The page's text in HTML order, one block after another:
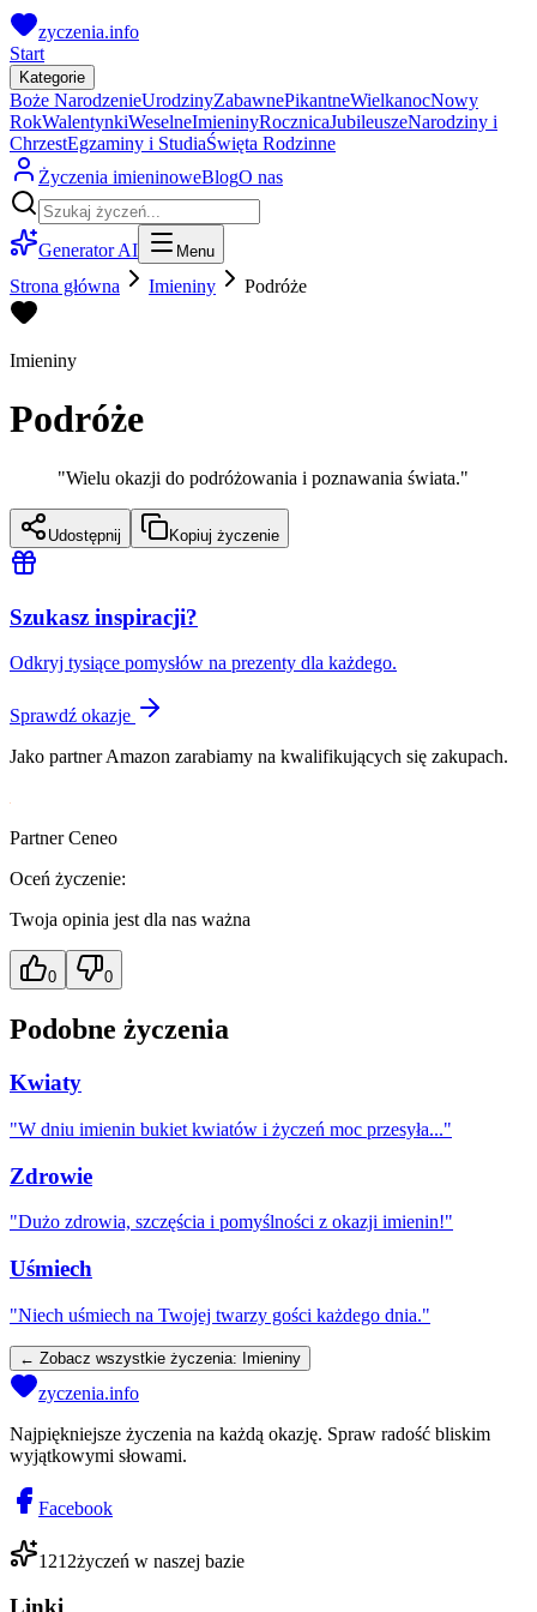
zyczenia.info
Start
Kategorie
Boże NarodzenieUrodzinyZabawnePikantneWielkanocNowy
RokWalentynkiWeselneImieninyRocznicaJubileuszeNarodziny i
ChrzestEgzaminy i StudiaŚwięta Rodzinne
Życzenia imieninoweBlogO nas
Generator AI Menu
Strona główna Imieniny Podróże
Imieniny
Podróże
"Wielu okazji do podróżowania i poznawania świata."
Udostępnij Kopiuj życzenie
Szukasz inspiracji?
Odkryj tysiące pomysłów na prezenty dla każdego.
Sprawdź okazje
Jako partner Amazon zarabiamy na kwalifikujących się zakupach.
Partner Ceneo
Oceń życzenie:
Twoja opinia jest dla nas ważna
0 0
Podobne życzenia
Kwiaty
"W dniu imienin bukiet kwiatów i życzeń moc przesyła..."
Zdrowie
"Dużo zdrowia, szczęścia i pomyślności z okazji imienin!"
Uśmiech
"Niech uśmiech na Twojej twarzy gości każdego dnia."
← Zobacz wszystkie życzenia: Imieniny
zyczenia.info
Najpiękniejsze życzenia na każdą okazję. Spraw radość bliskim
wyjątkowymi słowami.
Facebook
1212życzeń w naszej bazie